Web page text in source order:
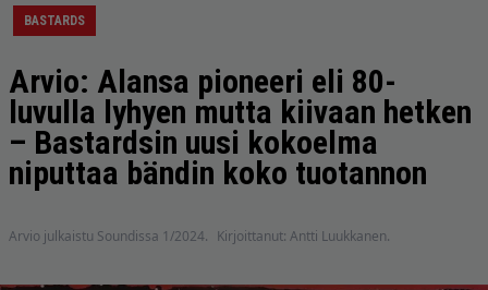
BASTARDS
Arvio: Alansa pioneeri eli 80-
luvulla lyhyen mutta kiivaan hetken
– Bastardsin uusi kokoelma
niputtaa bändin koko tuotannon
Arvio julkaistu Soundissa 1/2024. Kirjoittanut: Antti Luukkanen.